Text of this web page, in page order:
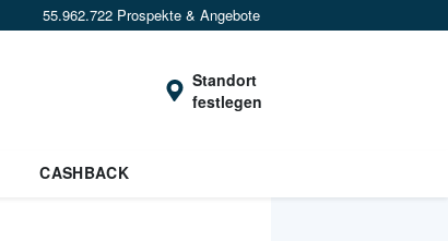
55.962.722 Prospekte & Angebote
Standort
festlegen
CASHBACK